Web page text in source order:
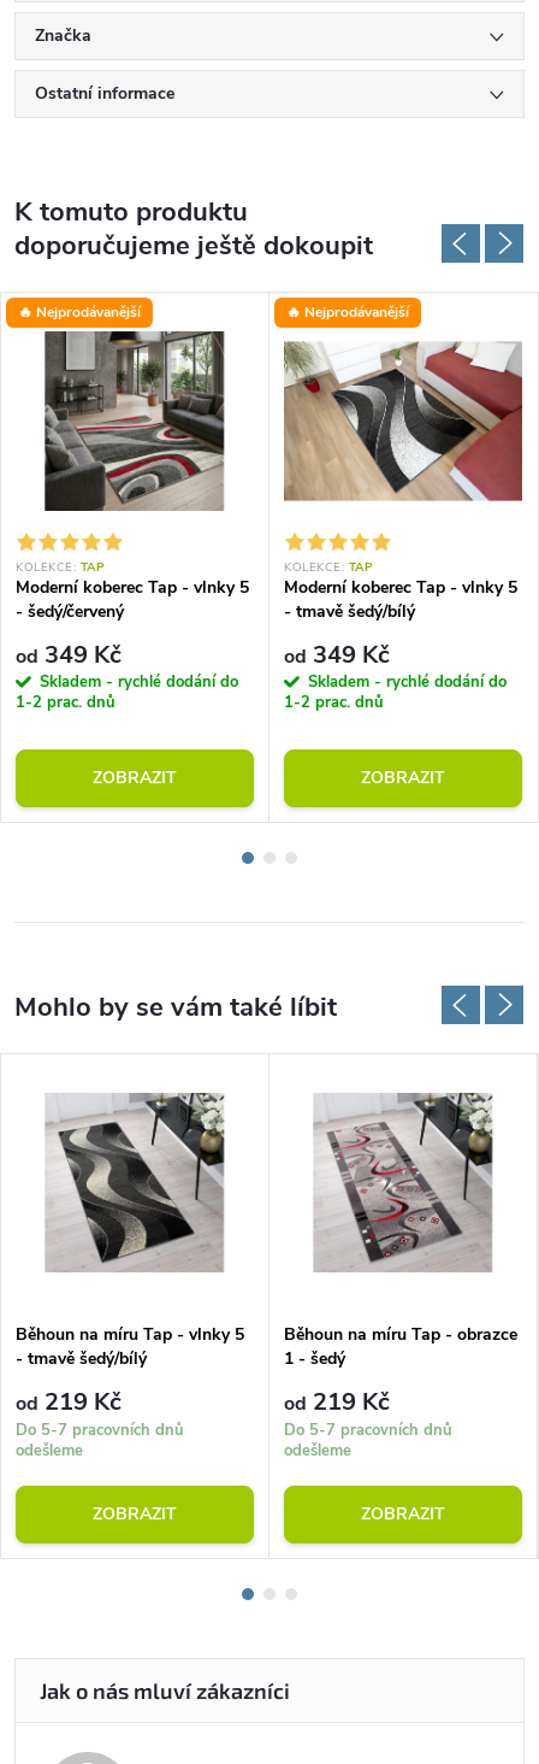
Značka
Ostatní informace
K tomuto produktu
doporučujeme ještě dokoupit
🔥 Nejprodávanější
KOLEKCE: TAP
Moderní koberec Tap - vlnky 5
- šedý/červený
od 349 Kč
Skladem - rychlé dodání do
1-2 prac. dnů
ZOBRAZIT
🔥 Nejprodávanější
KOLEKCE: TAP
Moderní koberec Tap - vlnky 5
- tmavě šedý/bílý
od 349 Kč
Skladem - rychlé dodání do
1-2 prac. dnů
ZOBRAZIT
Běhoun na míru Tap - vlnky 5
- tmavě šedý/bílý
od 219 Kč
Do 5-7 pracovních dnů
odešleme
ZOBRAZIT
Běhoun na míru Tap - obrazce
1 - šedý
od 219 Kč
Do 5-7 pracovních dnů
odešleme
ZOBRAZIT